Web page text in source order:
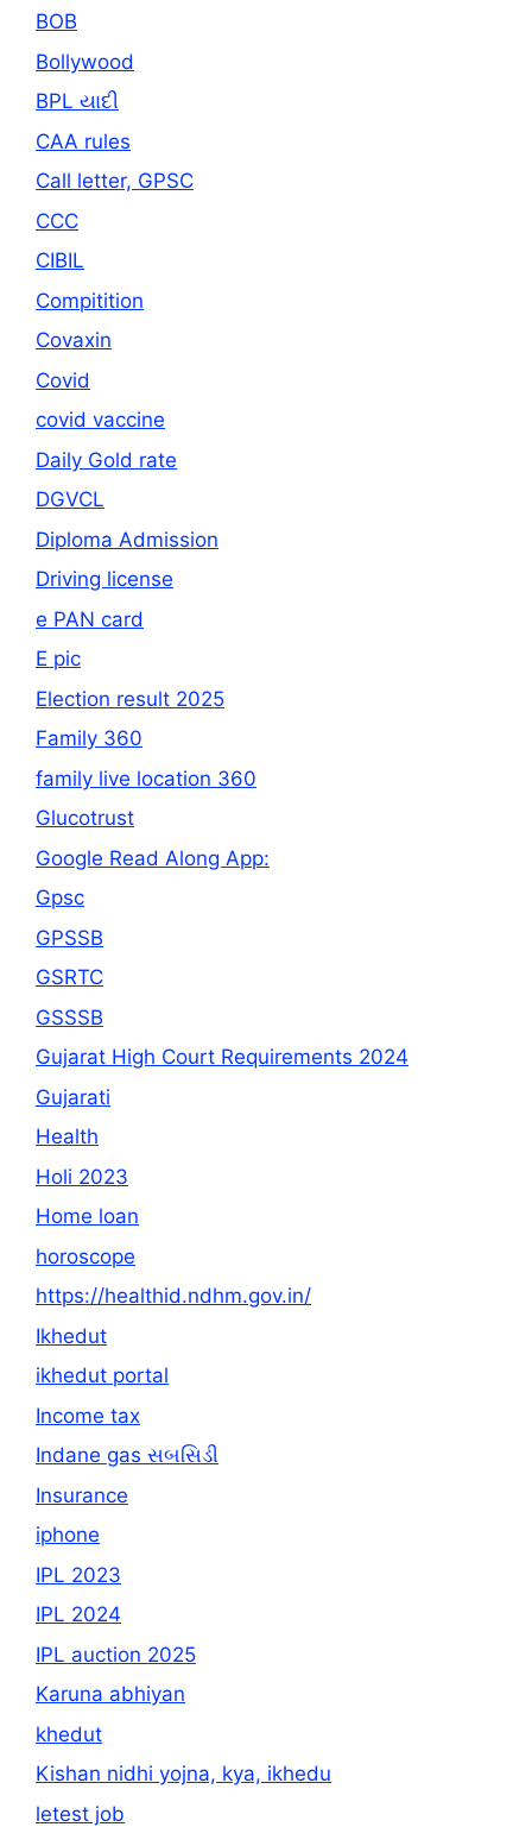
BOB
Bollywood
BPL યાદી
CAA rules
Call letter, GPSC
CCC
CIBIL
Compitition
Covaxin
Covid
covid vaccine
Daily Gold rate
DGVCL
Diploma Admission
Driving license
e PAN card
E pic
Election result 2025
Family 360
family live location 360
Glucotrust
Google Read Along App:
Gpsc
GPSSB
GSRTC
GSSSB
Gujarat High Court Requirements 2024
Gujarati
Health
Holi 2023
Home loan
horoscope
https://healthid.ndhm.gov.in/
Ikhedut
ikhedut portal
Income tax
Indane gas સબસિડી
Insurance
iphone
IPL 2023
IPL 2024
IPL auction 2025
Karuna abhiyan
khedut
Kishan nidhi yojna, kya, ikhedu
letest job